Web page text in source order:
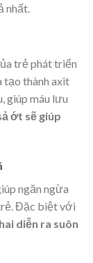
nhất.
trẻ phát triển
tạo thành axit
giúp máu lưu
ớt sẽ giúp
ngăn ngừa
Đặc biệt với
diễn ra suôn